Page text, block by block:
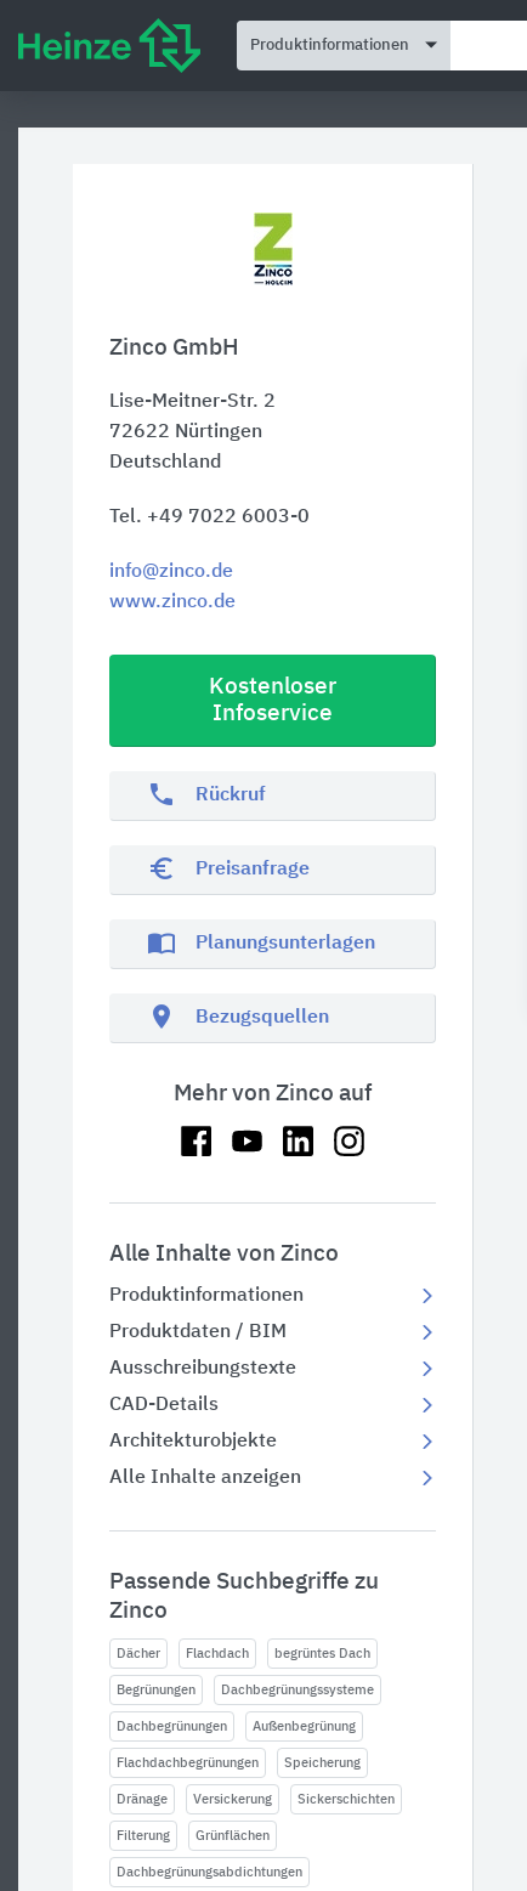
Produktinformationen
Zinco GmbH
Lise-Meitner-Str. 2
72622 Nürtingen
Deutschland
Tel. +49 7022 6003-0
info@zinco.de
www.zinco.de
Kostenloser
Infoservice
phone Rückruf
euro_symbol Preisanfrage
import_contacts Planungsunterlagen
location_on Bezugsquellen
Mehr von Zinco auf
Alle Inhalte von Zinco
Produktinformationen
Produktdaten / BIM
Ausschreibungstexte
CAD-Details
Architekturobjekte
Alle Inhalte anzeigen
Passende Suchbegriffe zu
Zinco
Dächer Flachdach begrüntes Dach
Begrünungen Dachbegrünungssysteme
Dachbegrünungen Außenbegrünung
Flachdachbegrünungen Speicherung
Dränage Versickerung Sickerschichten
Filterung Grünflächen
Dachbegrünungsabdichtungen